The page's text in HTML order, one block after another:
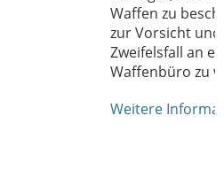
Waffen zu
zur Vorsicht
Zweifelsfall an
Waffenbüro zu
Weitere